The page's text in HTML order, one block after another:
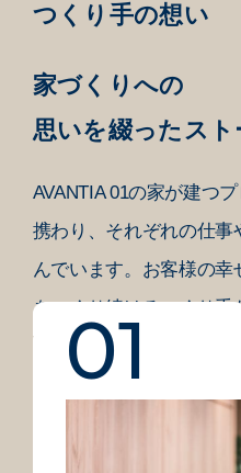
つくり手の想い
家づくりへの
思いを綴ったスト
AVANTIA 01の家が建つ
携わり、それぞれの仕事
んでいます。 お客様の幸
をつくり続けるつくり手